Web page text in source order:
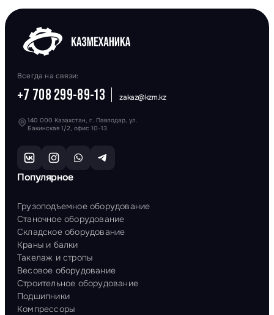
Всегда на связи:
+7 708 299-89-13 zakaz@kzm.kz
140 000 Казахстан, г. Павлодар, ул.
Бакинская 1/2, офис 10-13
Популярное
Грузоподъемное оборудование
Станочное оборудование
Складское оборудование
Краны и балки
Такелаж и стропы
Весовое оборудование
Строительное оборудование
Подшипники
Компрессоры